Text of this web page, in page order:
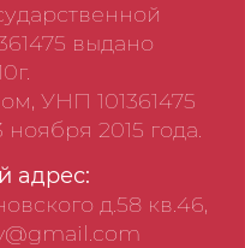
выдано
УНП 101361475
2015 года.
адрес:
д.58 кв.46,